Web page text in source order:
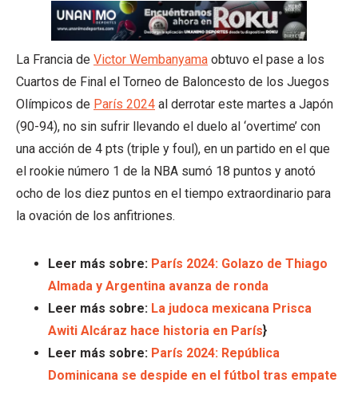
La Francia de Victor Wembanyama obtuvo el pase a los
Cuartos de Final el Torneo de Baloncesto de los Juegos
Olímpicos de París 2024 al derrotar este martes a Japón
(90-94), no sin sufrir llevando el duelo al ‘overtime’ con
una acción de 4 pts (triple y foul), en un partido en el que
el rookie número 1 de la NBA sumó 18 puntos y anotó
ocho de los diez puntos en el tiempo extraordinario para
la ovación de los anfitriones.
Leer más sobre: París 2024: Golazo de Thiago
Almada y Argentina avanza de ronda
Leer más sobre: La judoca mexicana Prisca
Awiti Alcáraz hace historia en París}
Leer más sobre: París 2024: República
Dominicana se despide en el fútbol tras empate